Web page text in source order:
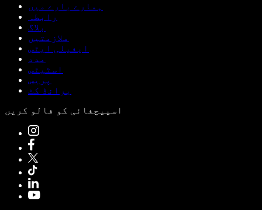
ہمارے بارے میں
رابطہ
بلاگ
ملازمتیں
ایفیلی ایٹس
مدد
اسٹیٹس
پریس
برانڈ کٹ
اسپیچفائی کو فالو کریں